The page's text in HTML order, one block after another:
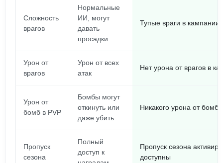
Сложность
врагов
Нормальные
ИИ, могут
давать
просадки
Тупые враги в
Урон от
врагов
Урон от всех
атак
Нет урона от врагов в
Урон от
бомб в PVP
Бомбы могут
откинуть или
даже убить
Никакого урона от
Пропуск
сезона
Полный
доступ к
Пропуск сезона
доступны